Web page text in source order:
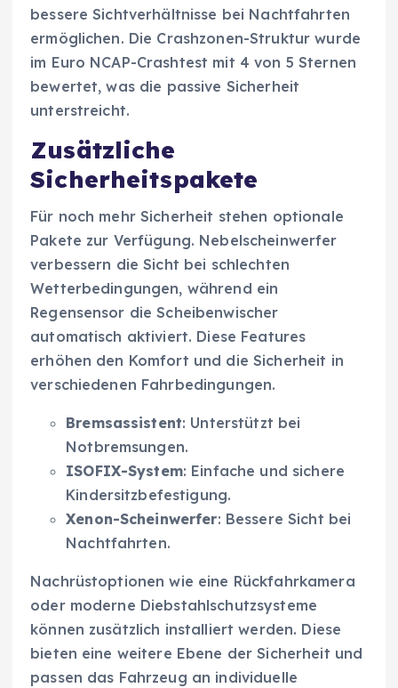
bessere Sichtverhältnisse bei Nachtfahrten
ermöglichen. Die Crashzonen-Struktur wurde
im Euro NCAP-Crashtest mit 4 von 5 Sternen
bewertet, was die passive Sicherheit
unterstreicht.
Zusätzliche
Sicherheitspakete
Für noch mehr Sicherheit stehen optionale
Pakete zur Verfügung. Nebelscheinwerfer
verbessern die Sicht bei schlechten
Wetterbedingungen, während ein
Regensensor die Scheibenwischer
automatisch aktiviert. Diese Features
erhöhen den Komfort und die Sicherheit in
verschiedenen Fahrbedingungen.
Bremsassistent: Unterstützt bei
Notbremsungen.
ISOFIX-System: Einfache und sichere
Kindersitzbefestigung.
Xenon-Scheinwerfer: Bessere Sicht bei
Nachtfahrten.
Nachrüstoptionen wie eine Rückfahrkamera
oder moderne Diebstahlschutzsysteme
können zusätzlich installiert werden. Diese
bieten eine weitere Ebene der Sicherheit und
passen das Fahrzeug an individuelle